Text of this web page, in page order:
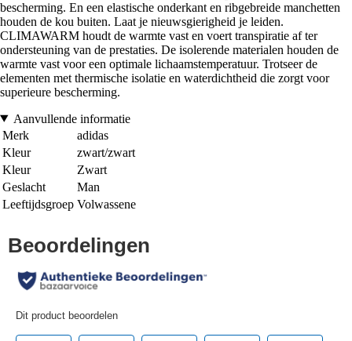
bescherming. En een elastische onderkant en ribgebreide manchetten
houden de kou buiten. Laat je nieuwsgierigheid je leiden.
CLIMAWARM houdt de warmte vast en voert transpiratie af ter
ondersteuning van de prestaties. De isolerende materialen houden de
warmte vast voor een optimale lichaamstemperatuur. Trotseer de
elementen met thermische isolatie en waterdichtheid die zorgt voor
superieure bescherming.
Aanvullende informatie
Merk
adidas
Kleur
zwart/zwart
Kleur
Zwart
Geslacht
Man
Leeftijdsgroep Volwassene